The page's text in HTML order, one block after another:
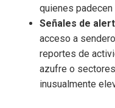
quienes
Señales de
acceso a
reportes de
azufre o
inusualmente